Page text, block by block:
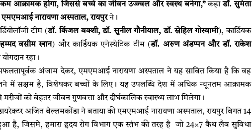
कम आक्रामक होगा,जिससे बच्चे का जीवन उज्ज्वल और स्वस्थ बनेगा,”कहाडॉ.सुमंता
एमएमआई नारायणा अस्पताल,रायपुरने।
टीम (डॉ.किंजल बक्शी,डॉ.सुनील गौनीयाल,डॉ.स्नेहिल गोस्वामी), कार्डियक
वसीम खान) और कार्डियक एनेस्थेटिक टीम (डॉ. अरुण अंडप्पन और डॉ.राकेश
रहा।
अंजाम देकर, एमएमआई नारायणा अस्पताल ने यह साबित किया है कि वह
में सक्षम है, विशेषकर बच्चों के लिए। यह उपलब्धि देश में अधिक न्यूनतम आक्रामक
को बेहतर जीवन गुणवत्ता और दीर्घकालिक स्वास्थ्य लाभ मिलेगा।
अजित बेल्लमकोंडा ने बताया की एमएमआई नारायणा अस्पताल, रायपुर विगत 14
हुआ है, जिसमे, हमारा हृदय रोग विभाग एक स्तंभ की तरह है जो 24×7 कैथ लैब सुविधा